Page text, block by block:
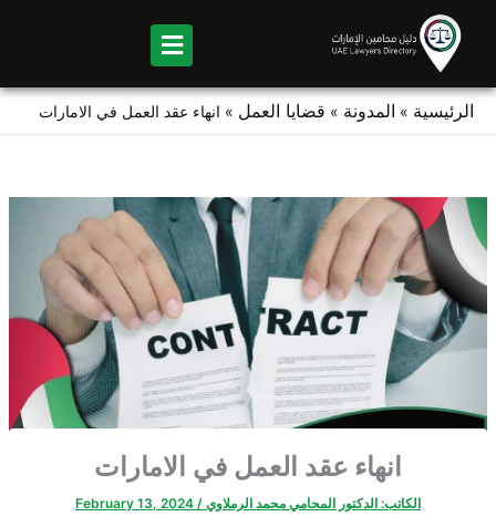
content
الرئيسية » المدونة » قضايا العمل » انهاء عقد العمل في الامارات
انهاء عقد العمل في الامارات
الكاتب: الدكتور المحامي محمد الرملاوي /
February 13, 2024